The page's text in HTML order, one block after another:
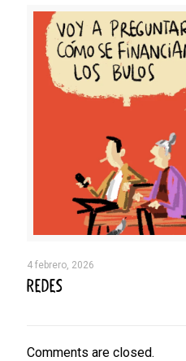
4 febrero, 2026
REDES
Comments are closed.